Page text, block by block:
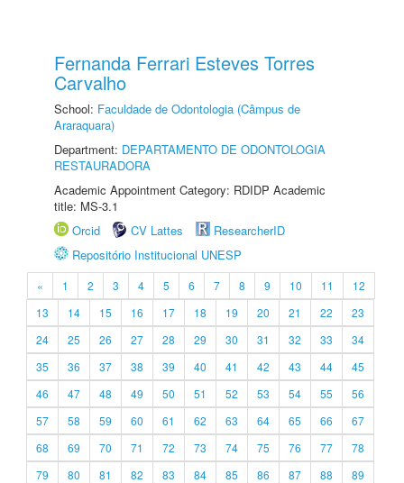
Fernanda Ferrari Esteves Torres
Carvalho
School: Faculdade de Odontologia (Câmpus de
Araraquara)
Department: DEPARTAMENTO DE ODONTOLOGIA
RESTAURADORA
Academic Appointment Category: RDIDP Academic
title: MS-3.1
Orcid
CV Lattes
ResearcherID
Repositório Institucional UNESP
« 1 2 3 4 5 6 7 8 9 10 11
12
13
14 15 16 17 18 19 20 21 22
23
24
25 26 27 28 29 30 31 32 33
34
35
36 37 38 39 40 41 42 43 44
45
46
47 48 49 50 51 52 53 54 55
56
57
58 59 60 61 62 63 64 65 66
67
68
69 70 71 72 73 74 75 76 77
78
79
80 81 82 83 84 85 86 87 88
89